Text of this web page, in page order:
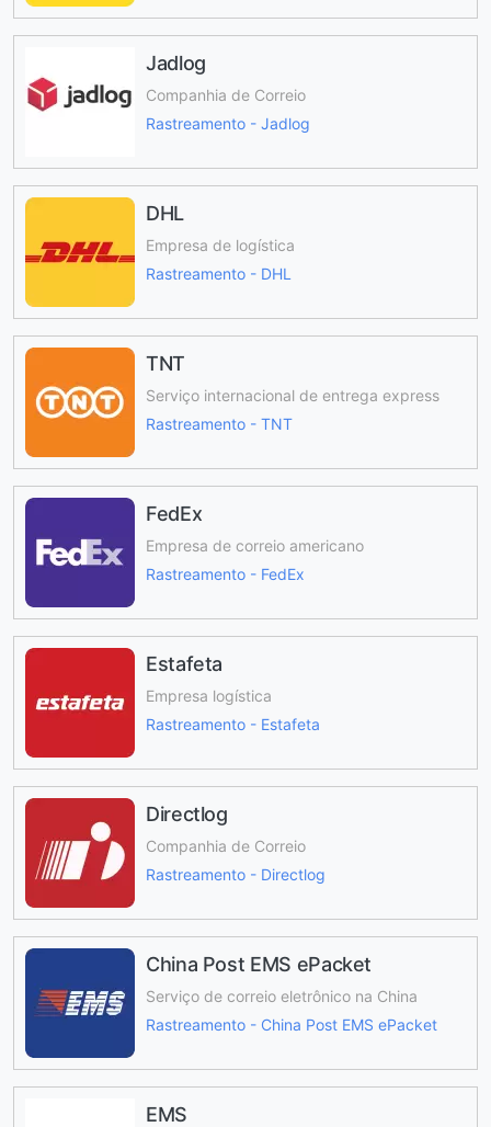
Jadlog
Companhia de Correio
Rastreamento - Jadlog
DHL
Empresa de logística
Rastreamento - DHL
TNT
Serviço internacional de entrega express
Rastreamento - TNT
FedEx
Empresa de correio americano
Rastreamento - FedEx
Estafeta
Empresa logística
Rastreamento - Estafeta
Directlog
Companhia de Correio
Rastreamento - Directlog
China Post EMS ePacket
Serviço de correio eletrônico na China
Rastreamento - China Post EMS ePacket
EMS